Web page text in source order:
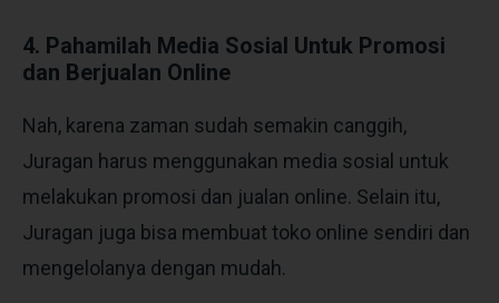
4. Pahamilah Media Sosial Untuk Promosi
dan Berjualan Online
Nah, karena zaman sudah semakin canggih,
Juragan harus menggunakan media sosial untuk
melakukan promosi dan jualan online. Selain itu,
Juragan juga bisa membuat toko online sendiri dan
mengelolanya dengan mudah.